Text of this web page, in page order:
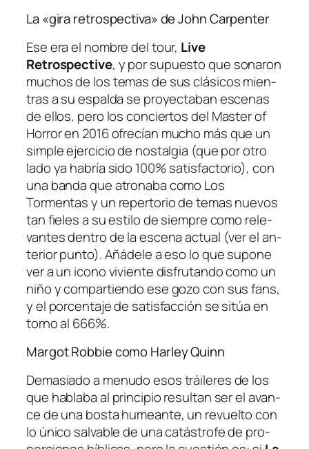
La «gira retrospectiva» de John Carpenter
Ese era el nom­bre del tour, Live
Retrospective, y por su­pues­to que so­na­ron
mu­chos de los te­mas de sus clá­si­cos mien­
tras a su es­pal­da se pro­yec­ta­ban es­ce­nas
de ellos, pe­ro los con­cier­tos del Master of
Horroren 2016 ofre­cían mu­cho más que un
sim­ple ejer­ci­cio de nos­tal­gia (que por otro
la­do ya ha­bría si­do 100% sa­tis­fac­to­rio), con
una ban­da que atro­na­ba co­mo Los
Tormentas y un re­per­to­rio de te­mas nue­vos
tan fie­les a su es­ti­lo de siem­pre co­mo re­le­
van­tes den­tro de la es­ce­na ac­tual (ver el an­
te­rior pun­to). Añádele a eso lo que su­po­ne
ver a un icono vi­vien­te dis­fru­tan­do co­mo un
ni­ño y com­par­tien­do ese go­zo con sus fans,
y el por­cen­ta­je de sa­tis­fac­ción se si­túa en
torno al 666%.
Margot Robbie como Harley Quinn
Demasiado a me­nu­do esos trái­le­res de los
que ha­bla­ba al prin­ci­pio re­sul­tan ser el avan­
ce de una bos­ta humean­te, un re­vuel­to con
lo úni­co sal­va­ble de una ca­tás­tro­fe de pro­